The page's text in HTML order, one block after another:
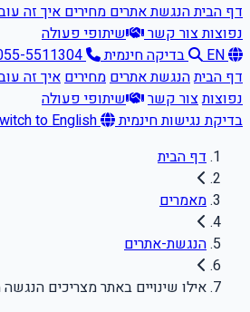
דף הביתהנגשת אתריםמחיריםאיך זה
נפוצותצור קשר
שיתופי פעולה
EN
בדיקה חינמית
055-5511304
דף הביתהנגשת אתריםמחיריםאיך זה
נפוצותצור קשר
שיתופי פעולה
בדיקת נגישות חינמית
Switch to English
דף הבית
מאמרים
הנגשת-אתרים
אילו שינויים באתר מצריכים